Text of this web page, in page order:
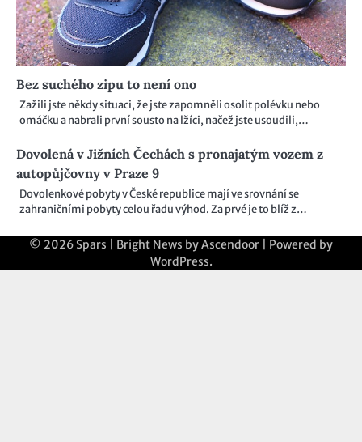
Bez suchého zipu to není ono
Zažili jste někdy situaci, že jste zapomněli osolit polévku nebo
omáčku a nabrali první sousto na lžíci, načež jste usoudili,…
Dovolená v Jižních Čechách s pronajatým vozem z
autopůjčovny v Praze 9
Dovolenkové pobyty v České republice mají ve srovnání se
zahraničními pobyty celou řadu výhod. Za prvé je to blíž z…
© 2026 Spars | Bright News byAscendoor | Powered by
WordPress.